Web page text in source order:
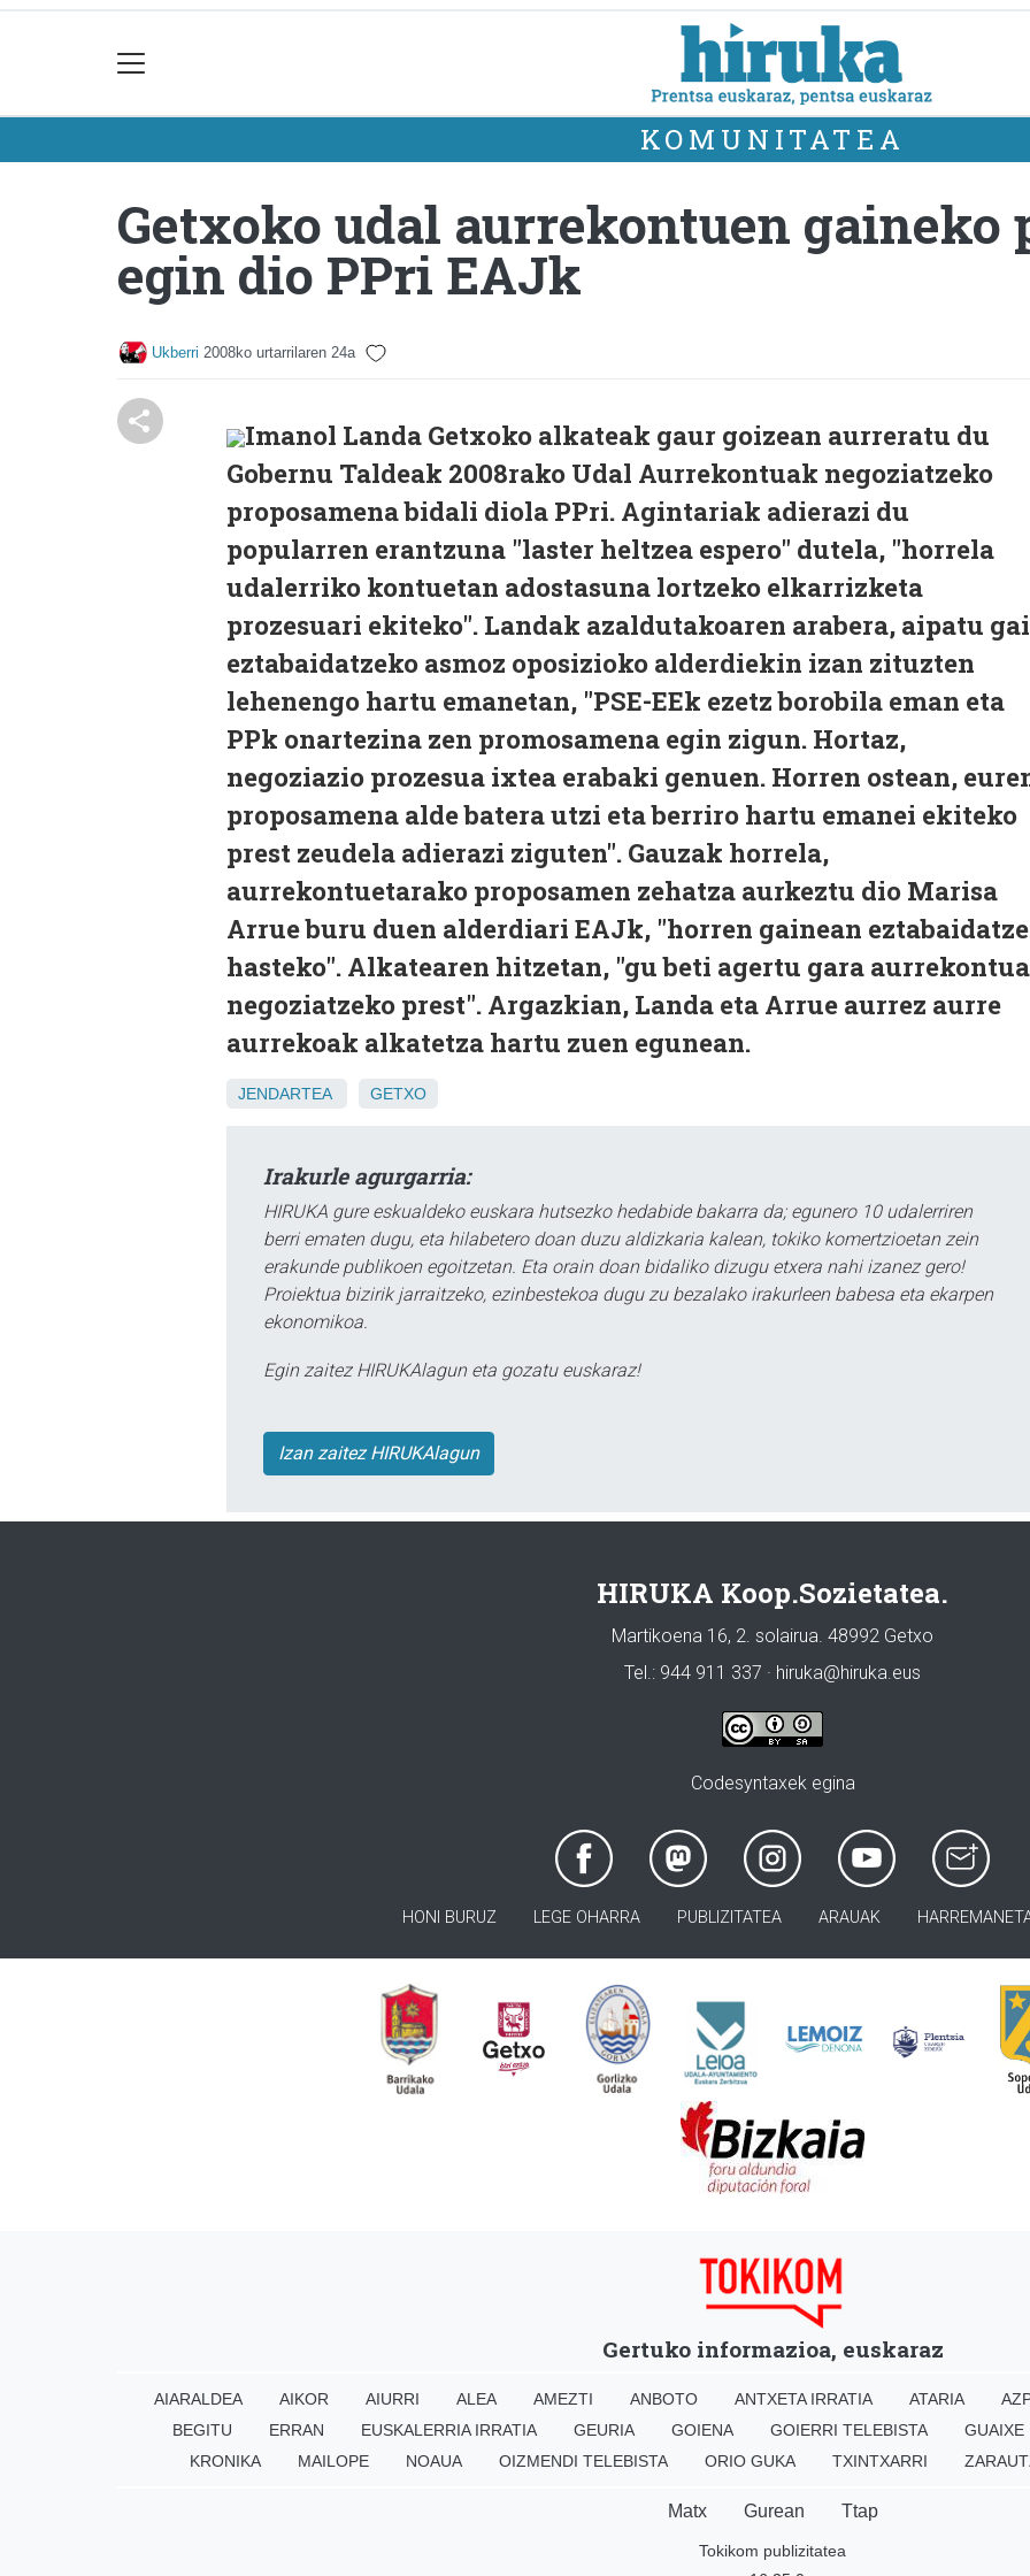
KOMUNITATEA
Getxoko udal aurrekontuen gaineko
egin dio PPri EAJk
Ukberri 2008ko urtarrilaren 24a
Imanol Landa Getxoko alkateak gaur goizean aurreratu du
Gobernu Taldeak 2008rako Udal Aurrekontuak negoziatzeko
proposamena bidali diola PPri. Agintariak adierazi du
popularren erantzuna "laster heltzea espero" dutela, "horrela
udalerriko kontuetan adostasuna lortzeko elkarrizketa
prozesuari ekiteko". Landak azaldutakoaren arabera, aipatu
eztabaidatzeko asmoz oposizioko alderdiekin izan zituzten
lehenengo hartu emanetan, "PSE-EEk ezetz borobila eman eta
PPk onartezina zen promosamena egin zigun. Hortaz,
negoziazio prozesua ixtea erabaki genuen. Horren ostean,
proposamena alde batera utzi eta berriro hartu emanei ekiteko
prest zeudela adierazi ziguten". Gauzak horrela,
aurrekontuetarako proposamen zehatza aurkeztu dio Marisa
Arrue buru duen alderdiari EAJk, "horren gainean
hasteko". Alkatearen hitzetan, "gu beti agertu gara
negoziatzeko prest". Argazkian, Landa eta Arrue aurrez aurre
aurrekoak alkatetza hartu zuen egunean.
JENDARTEA GETXO
Irakurle agurgarria:
HIRUKA gure eskualdeko euskara hutsezko hedabide bakarra da; egunero 10 udalerriren
berri ematen dugu, eta hilabetero doan duzu aldizkaria kalean, tokiko komertzioetan zein
erakunde publikoen egoitzetan. Eta orain doan bidaliko dizugu etxera nahi izanez gero!
Proiektua bizirik jarraitzeko, ezinbestekoa dugu zu bezalako irakurleen babesa eta ekarpen
ekonomikoa.
Egin zaitez HIRUKAlagun eta gozatu euskaraz!
Izan zaitez HIRUKAlagun
HIRUKA Koop.Sozietatea.
Martikoena 16, 2. solairua. 48992 Getxo
Tel.: 944 911 337 · hiruka@hiruka.eus
Codesyntaxek egina
HONI BURUZ LEGE OHARRA PUBLIZITATEA ARAUAK
Gertuko informazioa, euskaraz
AIARALDEA AIKOR AIURRI ALEA AMEZTI ANBOTO ANTXETA IRRATIA ATARIA
BEGITU
ERRAN EUSKALERRIA IRRATIA GEURIA GOIENA GOIERRI TELEBISTA GUAIXE
KRONIKA
MAILOPE NOAUA OIZMENDI TELEBISTA ORIO GUKA TXINTXARRI
Matx Gurean Ttap
Tokikom publizitatea